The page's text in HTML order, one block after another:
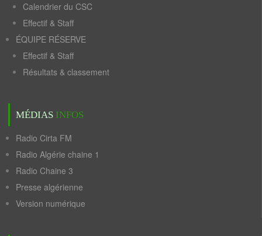
Calendrier du CSC
Effectif & Staff
ÉQUIPE RÉSERVE
Effectif & Staff
Résultats & classement
MÉDIAS INFOS
Radio Cirta FM
Radio Algérie chaine 1
Radio Chaine 3
Presse algérienne
Version numérique